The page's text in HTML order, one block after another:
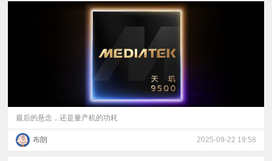
最后的悬念，还是量产机的功耗
布朗 2025-09-22 19:58